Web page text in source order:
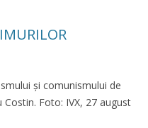
și comunismului de
Foto: IVX, 27 august